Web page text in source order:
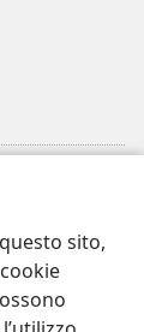
sito,